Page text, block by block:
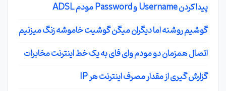
پیدا کردن Username و Password مودم ADSL
گوشیم روشنه اما دیگران میگن گوشیت خاموشه زنگ میزنیم
اتصال همزمان دو مودم وای فای به یک خط اینترنت مخابرات
گزارش گیری از مقدار مصرف اینترنت هر IP